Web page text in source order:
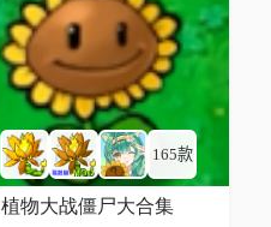
165款
植物大战僵尸大合集